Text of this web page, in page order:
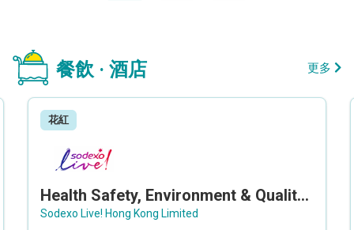
餐飲 · 酒店 更多
花紅
Health Safety, Environment & Quality Assurance Officer (Maternity cover – 5 months contract)
Sodexo Live! Hong Kong Limited